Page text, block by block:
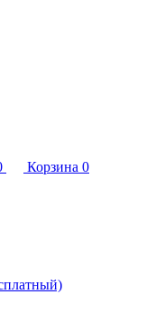
Корзина 0